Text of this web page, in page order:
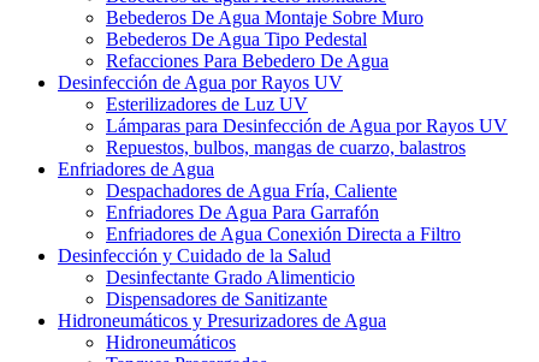
Bebederos De Agua Montaje Sobre Muro
Bebederos De Agua Tipo Pedestal
Refacciones Para Bebedero De Agua
Desinfección de Agua por Rayos UV
Esterilizadores de Luz UV
Lámparas para Desinfección de Agua por Rayos UV
Repuestos, bulbos, mangas de cuarzo, balastros
Enfriadores de Agua
Despachadores de Agua Fría, Caliente
Enfriadores De Agua Para Garrafón
Enfriadores de Agua Conexión Directa a Filtro
Desinfección y Cuidado de la Salud
Desinfectante Grado Alimenticio
Dispensadores de Sanitizante
Hidroneumáticos y Presurizadores de Agua
Hidroneumáticos